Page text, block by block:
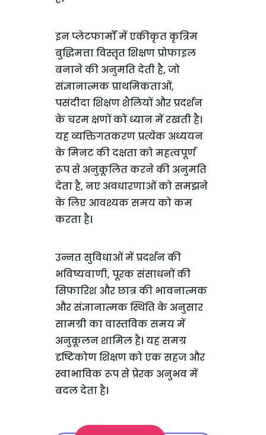
इन प्लेटफार्मों में एकीकृत कृत्रिम
बुद्धिमत्ता विस्तृत शिक्षण प्रोफाइल
बनाने की अनुमति देती है, जो
संज्ञानात्मक प्राथमिकताओं,
पसंदीदा शिक्षण शैलियों और प्रदर्शन
के चरम क्षणों को ध्यान में रखती है।
यह व्यक्तिगतकरण प्रत्येक अध्ययन
के मिनट की दक्षता को महत्वपूर्ण
रूप से अनुकूलित करने की अनुमति
देता है, नए अवधारणाओं को समझने
के लिए आवश्यक समय को कम
करता है।
उन्नत सुविधाओं में प्रदर्शन की
भविष्यवाणी, पूरक संसाधनों की
सिफारिश और छात्र की भावनात्मक
और संज्ञानात्मक स्थिति के अनुसार
सामग्री का वास्तविक समय में
अनुकूलन शामिल है। यह समग्र
दृष्टिकोण शिक्षण को एक सहज और
स्वाभाविक रूप से प्रेरक अनुभव में
बदल देता है।